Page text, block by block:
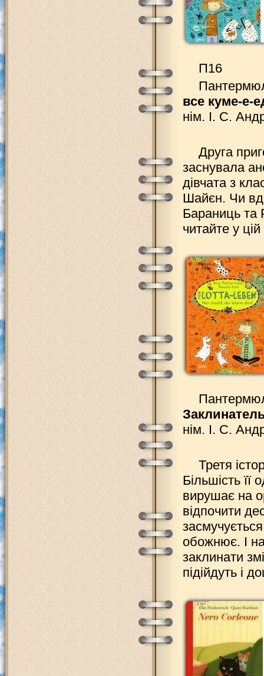
П16
все куме-е-
нім. І. С.
Друга
заснувала
дівчата з
Шайєн. Чи
Бараниць та
читайте у цій
нім. І. С.
Третя
Більшість
вирушає на
відпочити
обожнює. І
заклинати
підійдуть і